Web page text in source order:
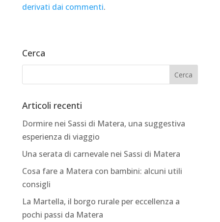
derivati dai commenti.
Cerca
Articoli recenti
Dormire nei Sassi di Matera, una suggestiva
esperienza di viaggio
Una serata di carnevale nei Sassi di Matera
Cosa fare a Matera con bambini: alcuni utili
consigli
La Martella, il borgo rurale per eccellenza a
pochi passi da Matera